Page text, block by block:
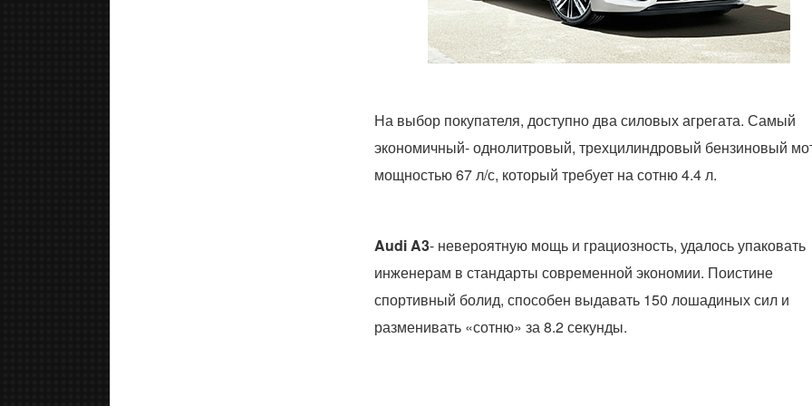
На выбор покупателя, доступно два силовых агрегата. Самый
экономичный- однолитровый, трехцилиндровый бензиновый
мощностью 67 л/с, который требует на сотню 4.4 л.
Audi A3- невероятную мощь и грациозность, удалось упаковать
инженерам в стандарты современной экономии. Поистине
спортивный болид, способен выдавать 150 лошадиных сил и
разменивать «сотню» за 8.2 секунды.